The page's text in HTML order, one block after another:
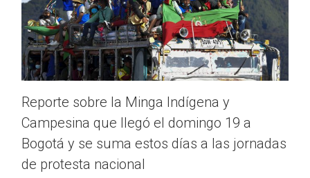
Reporte sobre la Minga Indígena y
Campesina que llegó el domingo 19 a
Bogotá y se suma estos días a las jornadas
de protesta nacional